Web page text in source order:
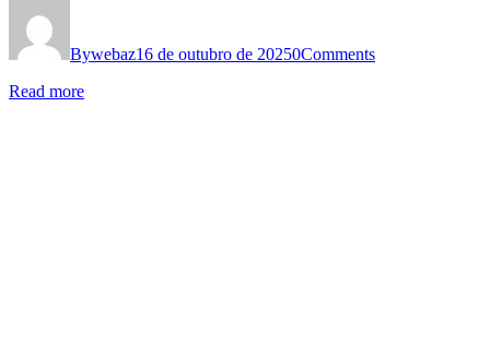
Bywebaz16 de outubro de 20250Comments
Read more